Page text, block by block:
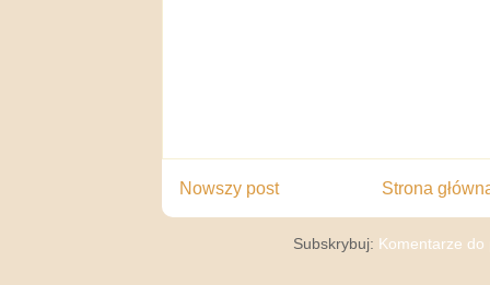
Nowszy post Strona
Subskrybuj: Komentarze